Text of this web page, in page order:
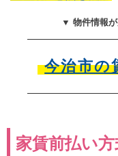
▼ 物件情報
今治市の
家賃前払い